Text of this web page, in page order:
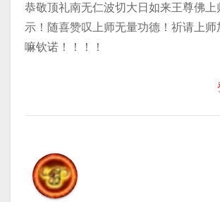
恭敬顶礼南无仁波切大日如来王尊佛上
示！随喜赞叹上师无量功德！祈请上师
嘛钦诺！！！！